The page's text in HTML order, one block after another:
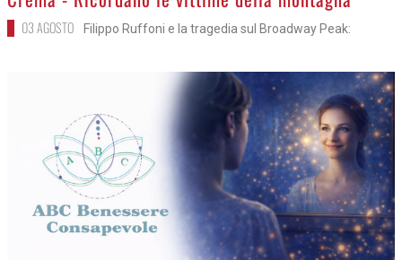
03 AGOSTO Filippo Ruffoni e la tragedia sul Broadway Peak: